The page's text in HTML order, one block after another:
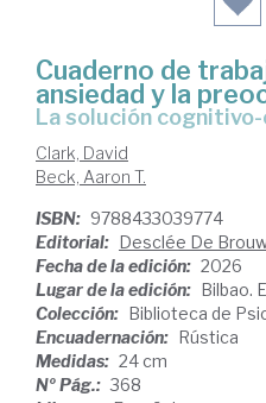
Cuaderno de
ansiedad y la
La solución
Clark, David
Beck, Aaron T.
ISBN: 9788433039774
Editorial: Desclée De
Fecha de la edición: 2026
Lugar de la edición: Bilbao.
Colección: Biblioteca de
Encuadernación: Rústica
Medidas: 24 cm
Nº Pág.: 368